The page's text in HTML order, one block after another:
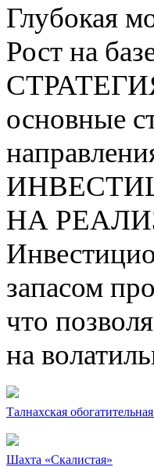
Глубокая
Рост на
основные
НА
запасом
что
на
Талнахская
Шахта «Скалистая»